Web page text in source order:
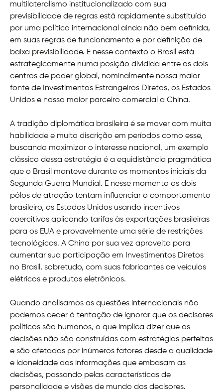
multilateralismo institucionalizado com sua
previsibilidade de regras está rapidamente substituído
por uma política internacional ainda não bem definida,
em suas regras de funcionamento e por definição de
baixa previsibilidade. E nesse contexto o Brasil está
estrategicamente numa posição dividida entre os dois
centros de poder global, nominalmente nossa maior
fonte de Investimentos Estrangeiros Diretos, os Estados
Unidos e nosso maior parceiro comercial a China.
A tradição diplomática brasileira é se mover com muita
habilidade e muita discrição em períodos como esse,
buscando maximizar o interesse nacional, um exemplo
clássico dessa estratégia é a equidistância pragmática
que o Brasil manteve durante os momentos iniciais da
Segunda Guerra Mundial. E nesse momento os dois
pólos de atração tentam influenciar o comportamento
brasileiro, os Estados Unidos usando incentivos
coercitivos aplicando tarifas às exportações brasileiras
para os EUA e provavelmente uma série de restrições
tecnológicas. A China por sua vez aproveita para
aumentar sua participação em Investimentos Diretos
no Brasil, sobretudo, com suas fabricantes de veículos
elétricos e produtos eletrônicos.
Quando analisamos as questões internacionais não
podemos ceder à tentação de ignorar que os decisores
políticos são humanos, o que implica dizer que as
decisões não são construídas com estratégias perfeitas
e são afetadas por inúmeros fatores desde a qualidade
e idoneidade das informações que embasam as
decisões, passando pelas características de
personalidade e visões de mundo dos decisores.